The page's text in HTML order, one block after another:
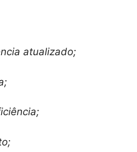
atualizado;